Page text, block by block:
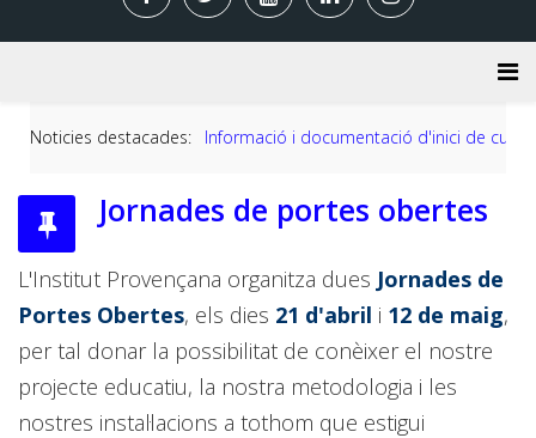
Noticies destacades: Informació i documentació d'inici de curs
Jornades de portes obertes
L'Institut Provençana organitza dues Jornades de
Portes Obertes, els dies 21 d'abril i 12 de maig,
per tal donar la possibilitat de conèixer el nostre
projecte educatiu, la nostra metodologia i les
nostres instal·lacions a tothom que estigui